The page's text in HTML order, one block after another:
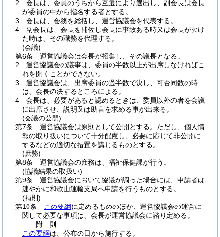
2
会長は、委員のうちから互選により選出し、副会長は会長
が委員の中から指名する者とする。
3
会長は、会務を総括し、運営協議会を代表する。
4
副会長は、会長を補佐し会長に事故ある時又は会長が欠け
た時は、その職務を代理する。
(会議)
第6条
運営協議会は会長が招集し、その議長となる。
2
運営協議会の議事は、委員の半数以上が出席しなければこ
れを開くことができない。
3
運営協議会は、出席委員の過半数で決し、可否同数の時
は、会長の決するところによる。
4
会長は、必要があると認めるときは、委員以外の者を会議
に出席させ、説明又は助言を求める事が出来る。
(会議の公開)
第7条
運営協議会は原則として公開とする。 ただし、個人情
報の取り扱いについて十分配慮し、必要に応じて非公開に
するなどの適切な措置を講じるものとする。
(庶務)
第8条
運営協議会の庶務は、福祉保健課が行う。
(協議結果の取扱い)
第9条
運営協議会において協議が調った場合には、申請者は
速やかに和歌山運輸支局へ申請を行うものとする。
(補則)
第10条
この要綱に定めるもののほか、運営協議会の運営に
関して必要な事項は、会長が運営協議会に諮り定める。
附 則
この要綱は、公布の日から施行する。